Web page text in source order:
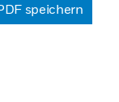
speichern